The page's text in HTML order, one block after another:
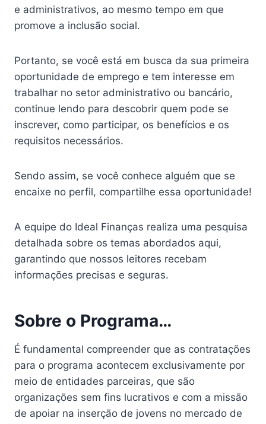
e administrativos, ao mesmo tempo em que
promove a inclusão social.
Portanto, se você está em busca da sua primeira
oportunidade de emprego e tem interesse em
trabalhar no setor administrativo ou bancário,
continue lendo para descobrir quem pode se
inscrever, como participar, os benefícios e os
requisitos necessários.
Sendo assim, se você conhece alguém que se
encaixe no perfil, compartilhe essa oportunidade!
A equipe do Ideal Finanças realiza uma pesquisa
detalhada sobre os temas abordados aqui,
garantindo que nossos leitores recebam
informações precisas e seguras.
Sobre o Programa…
É fundamental compreender que as contratações
para o programa acontecem exclusivamente por
meio de entidades parceiras, que são
organizações sem fins lucrativos e com a missão
de apoiar na inserção de jovens no mercado de